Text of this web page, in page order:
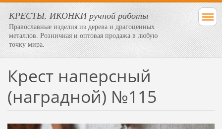
КРЕСТЫ, ИКОНКИ ручной работы
Православные изделия из дерева и драгоценных
металлов. Розничная и оптовая продажа в любую
точку мира.
Крест наперсный
(наградной) №115